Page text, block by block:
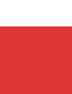
ของสายพันธุ์
กลายมาเป็น
หนึ่ง ผู้เพาะพันธุ์
ง ฟริเซ่ เช่น
อันที่จริงสาย
ฟูประเทศ